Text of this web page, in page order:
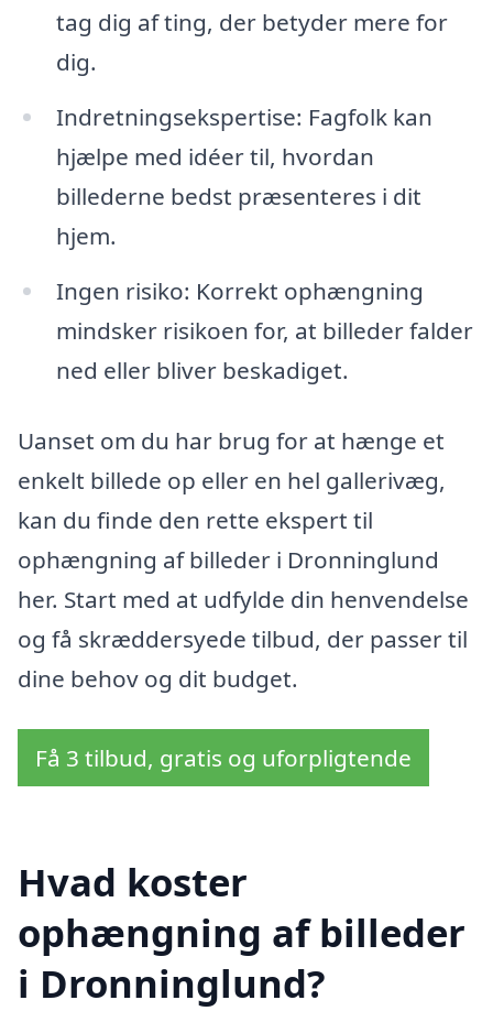
tag dig af ting, der betyder mere for
dig.
Indretningsekspertise: Fagfolk kan
hjælpe med idéer til, hvordan
billederne bedst præsenteres i dit
hjem.
Ingen risiko: Korrekt ophængning
mindsker risikoen for, at billeder falder
ned eller bliver beskadiget.
Uanset om du har brug for at hænge et
enkelt billede op eller en hel gallerivæg,
kan du finde den rette ekspert til
ophængning af billeder i Dronninglund
her. Start med at udfylde din henvendelse
og få skræddersyede tilbud, der passer til
dine behov og dit budget.
Få 3 tilbud, gratis og uforpligtende
Hvad koster
ophængning af billeder
i Dronninglund?